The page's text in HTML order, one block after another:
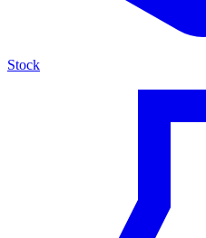
Stock